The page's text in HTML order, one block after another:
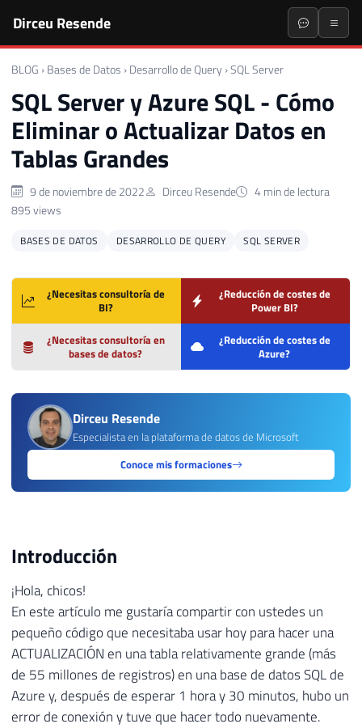
Dirceu Resende
BLOG › Bases de Datos › Desarrollo de Query ›SQL Server
SQL Server y Azure SQL - Cómo
Eliminar o Actualizar Datos en
Tablas Grandes
9 de noviembre de 2022 Dirceu Resende
4 min de lectura
895 views
BASES DE DATOS DESARROLLO DE QUERY SQL SERVER
¿Necesitas consultoría de
BI?
¿Reducción de costes de
Power BI?
¿Necesitas consultoría en
bases de datos?
¿Reducción de costes de
Azure?
Dirceu Resende
Especialista en la plataforma de datos de Microsoft
Conoce mis formaciones
Introducción
¡Hola, chicos!
En este artículo me gustaría compartir con ustedes un
pequeño código que necesitaba usar hoy para hacer una
ACTUALIZACIÓN en una tabla relativamente grande (más
de 55 millones de registros) en una base de datos SQL de
Azure y, después de esperar 1 hora y 30 minutos, hubo un
error de conexión y tuve que hacer todo nuevamente.